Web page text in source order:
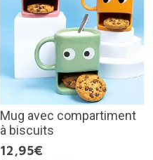
Mug avec compartiment
à biscuits
12,95€